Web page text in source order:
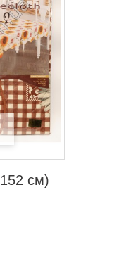
см)